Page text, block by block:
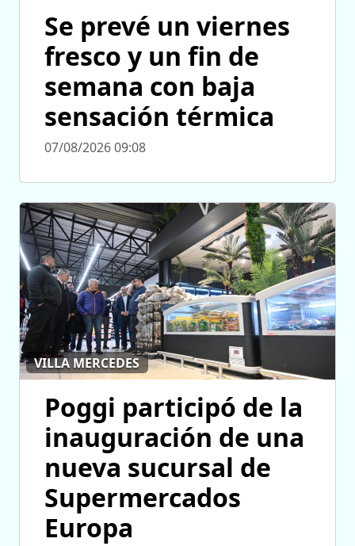
Se prevé un viernes
fresco y un fin de
semana con baja
sensación térmica
07/08/2026 09:08
VILLA MERCEDES
Poggi participó de la
inauguración de una
nueva sucursal de
Supermercados
Europa